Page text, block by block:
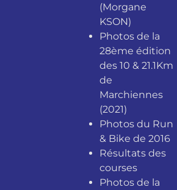
(Morgane
KSON)
Photos de la
28ème édition
des 10 & 21.1Km
de
Marchiennes
(2021)
Photos du Run
& Bike de 2016
Résultats des
courses
Photos de la